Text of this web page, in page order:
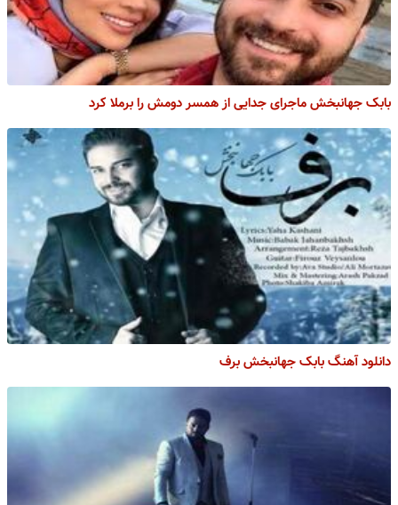
بابک جهانبخش ماجرای جدایی از همسر دومش را برملا کرد
دانلود آهنگ بابک جهانبخش برف